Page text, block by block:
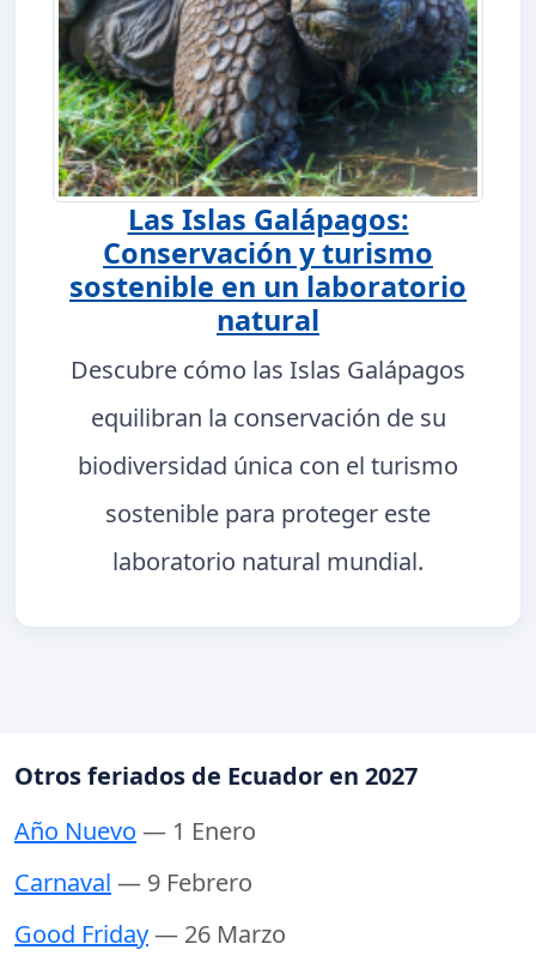
Las Islas Galápagos:
Conservación y turismo
sostenible en un laboratorio
natural
Descubre cómo las Islas Galápagos
equilibran la conservación de su
biodiversidad única con el turismo
sostenible para proteger este
laboratorio natural mundial.
Otros feriados de Ecuador en 2027
Año Nuevo — 1 Enero
Carnaval — 9 Febrero
Good Friday— 26 Marzo